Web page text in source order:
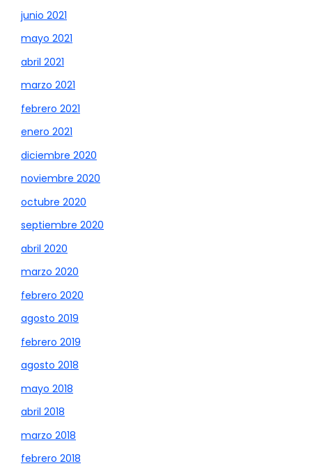
junio 2021
mayo 2021
abril 2021
marzo 2021
febrero 2021
enero 2021
diciembre 2020
noviembre 2020
octubre 2020
septiembre 2020
abril 2020
marzo 2020
febrero 2020
agosto 2019
febrero 2019
agosto 2018
mayo 2018
abril 2018
marzo 2018
febrero 2018